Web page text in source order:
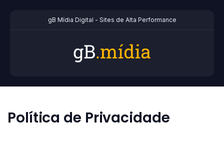
gB Mídia Digital - Sites de Alta Performance
Política de Privacidade